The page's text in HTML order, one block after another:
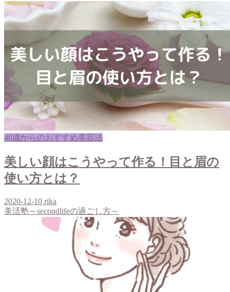
40歳からのおすすめ美容法
美しい顔はこうやって作る！目と眉の
使い方とは？
2020-12-10 rika
美活塾～secondlifeの過ごし方～